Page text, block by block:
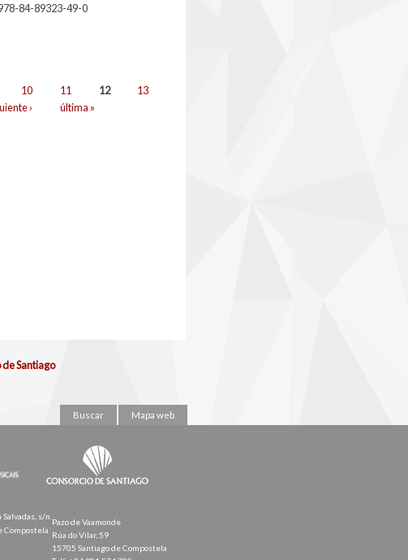
84-89323-49-0
10 11 12
13
› última »
Santiago
Buscar Mapa web
s/n.
Compostela
Pazo de Vaamonde
Rúa do Vilar, 59
15705 Santiago de Compostela